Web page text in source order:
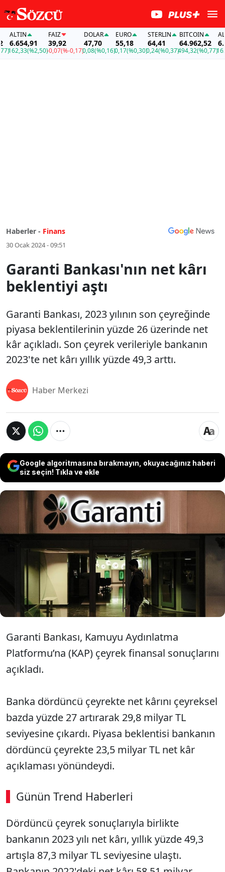
ALTIN
6.654,91
(%2,50)
FAİZ
39,92
-0,07(%-0,17)
DOLAR
47,70
0,08(%0,16)
EURO
55,18
0,17(%0,30)
STERLIN
64,41
0,24(%0,37)
BITCOIN
64.962,52
494,32(%0,77)
Haberler - Finans
30 Ocak 2024 - 09:51
Garanti Bankası'nın net kârı
beklentiyi aştı
Garanti Bankası, 2023 yılının son çeyreğinde
piyasa beklentilerinin yüzde 26 üzerinde net
kâr açıkladı. Son çeyrek verileriyle bankanın
2023'te net kârı yıllık yüzde 49,3 arttı.
Haber Merkezi
Google algoritmasına bırakmayın, okuyacağınız haberi
siz seçin! Tıkla ve ekle
Garanti Bankası, 2023 yılının son çeyreğinde
piyasa beklentilerinin yüzde 26 üzerinde net
kâr açıkladı. Son çeyrek verileriyle bankanın
2023'te net kârı yıllık yüzde 49,3 arttı.
Garanti Bankası, Kamuyu Aydınlatma
Platformu’na (KAP) çeyrek finansal sonuçlarını
açıkladı.
Banka dördüncü çeyrekte net kârını çeyreksel
bazda yüzde 27 artırarak 29,8 milyar TL
seviyesine çıkardı. Piyasa beklentisi bankanın
dördüncü çeyrekte 23,5 milyar TL net kâr
açıklaması yönündeydi.
Günün Trend Haberleri
00:02 / 08:15
Dördüncü çeyrek sonuçlarıyla birlikte
bankanın 2023 yılı net kârı, yıllık yüzde 49,3
artışla 87,3 milyar TL seviyesine ulaştı.